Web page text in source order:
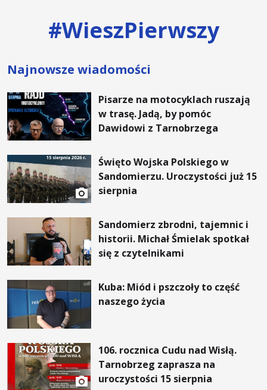
#WieszPierwszy
Najnowsze wiadomości
Pisarze na motocyklach ruszają
w trasę. Jadą, by pomóc
Dawidowi z Tarnobrzega
Święto Wojska Polskiego w
Sandomierzu. Uroczystości już 15
sierpnia
Sandomierz zbrodni, tajemnic i
historii. Michał Śmielak spotkał
się z czytelnikami
Kuba: Miód i pszczoły to część
naszego życia
106. rocznica Cudu nad Wisłą.
Tarnobrzeg zaprasza na
uroczystości 15 sierpnia